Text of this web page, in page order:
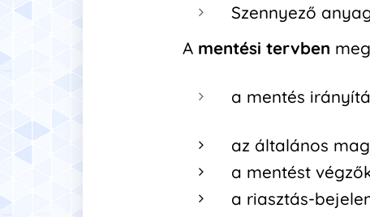
Szennyező
A mentési tervben
a mentés
az általános
a mentést
a riasztás-